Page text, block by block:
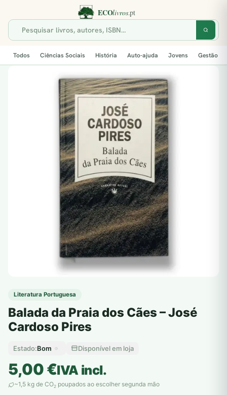
Todos Ciências Sociais História Auto-ajuda Jovens Gestão
Literatura Portuguesa
Balada da Praia dos Cães – José
Cardoso Pires
Estado:Bom Disponível em loja
5,00€IVA incl.
~1,5 kg de CO2 poupados ao escolher segunda mão